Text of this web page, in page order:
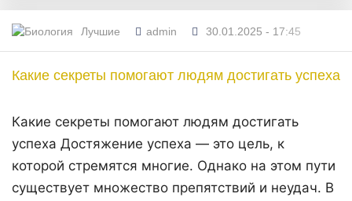
Лучшие admin 30.01.2025 - 17:45
Какие секреты помогают людям достигать успеха
Какие секреты помогают людям достигать
успеха Достяжение успеха — это цель, к
которой стремятся многие. Однако на этом пути
существует множество препятствий и неудач. В